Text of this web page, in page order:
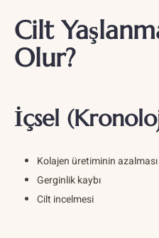
Cilt
Olur?
İçsel
Kolajen üretiminin azalması
Gerginlik kaybı
Cilt incelmesi